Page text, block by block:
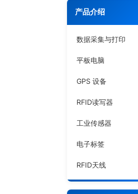
产品介绍
数据采集与打印
平板电脑
GPS 设备
RFID读写器
工业传感器
电子标签
RFID天线